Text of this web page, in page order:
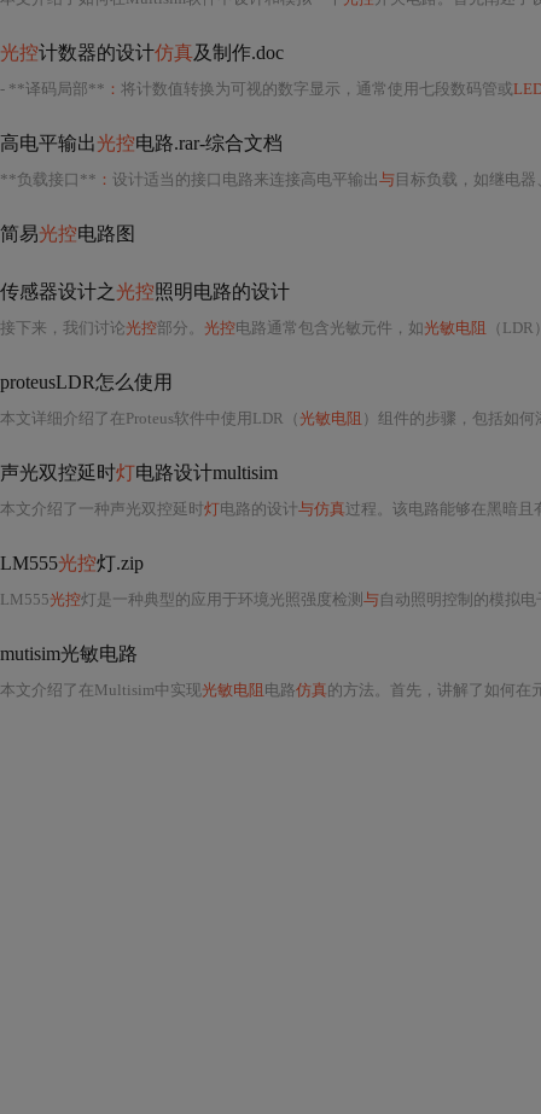
光控计数器的设计仿真及制作.doc
- **译码局部** ： 将计数值转换为可视的数字显示，通常使用七段数码管或
高电平输出光控电路.rar-综合文档
**负载接口** ： 设计适当的接口电路来连接高电平输出与 目标负载，如继电
简易光控电路图
传感器设计之 光控照明电路的设计
接下来，我们讨论光控部分。 光控电路通常包含光敏元件，如光敏电阻 （LDR）
proteusLDR怎么使用
本文详细介绍了在Proteus软件中使用LDR（ 光敏电阻 ）组件的步骤，包括如何添
声光双控延时灯电路设计multisim
本文介绍了一种声光双控延时灯电路的设计与仿真过程。该电路能够在黑暗且有声音的环境下自动点亮，并
LM555光控灯.zip
LM555光控灯是一种典型的应用于环境光照强度检测 与自动照明控制的模拟电子电路系统，其
mutisim光敏电路
本文介绍了在Multisim中实现光敏电阻 电路仿真的方法。首先，讲解了如何在